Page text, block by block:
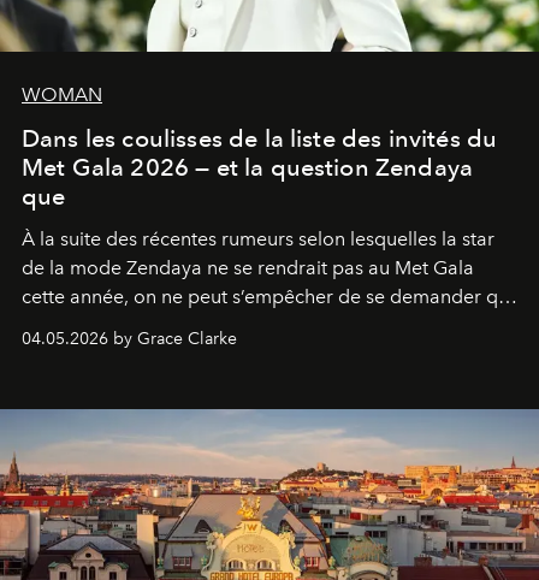
WOMAN
Dans les coulisses de la liste des invités du
Met Gala 2026 — et la question Zendaya
que
À la suite des récentes rumeurs selon lesquelles la star
de la mode Zendaya ne se rendrait pas au Met Gala
cette année, on ne peut s’empêcher de se demander qui
sera présent.
04.05.2026 by Grace Clarke